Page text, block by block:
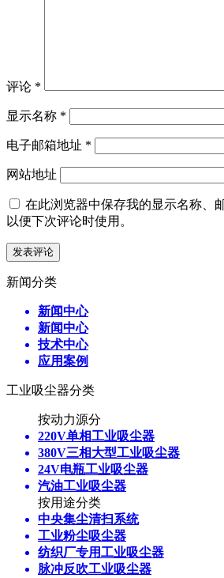
评论 *
显示名称 *
电子邮箱地址 *
网站地址
在此浏览器中保存我的显示名称、
以便下次评论时使用。
新闻分类
新闻中心
新闻中心
技术中心
应用案例
工业吸尘器分类
按动力源分
220V单相工业吸尘器
380V三相大型工业吸尘器
24V电瓶工业吸尘器
汽油工业吸尘器
按用途分类
中央集尘清扫系统
工业粉尘吸尘器
纺织厂专用工业吸尘器
脉冲反吹工业吸尘器